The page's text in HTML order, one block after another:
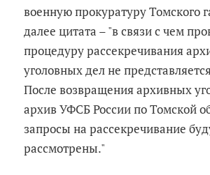
военную прокуратуру Томского
далее цитата – "в связи с чем
процедуру рассекречивания
уголовных дел не
После возвращения архивных
архив УФСБ России по Томской
запросы на рассекречивание
рассмотрены."